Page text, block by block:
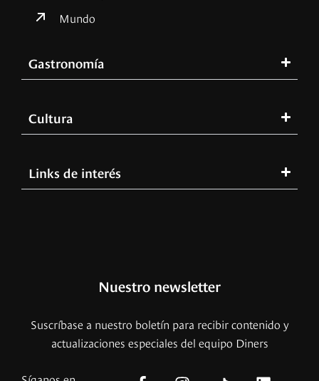
Mundo
Gastronomía
Cultura
Links de interés
Nuestro newsletter
Suscríbase a nuestro boletín para recibir contenido y
actualizaciones especiales del equipo Diners